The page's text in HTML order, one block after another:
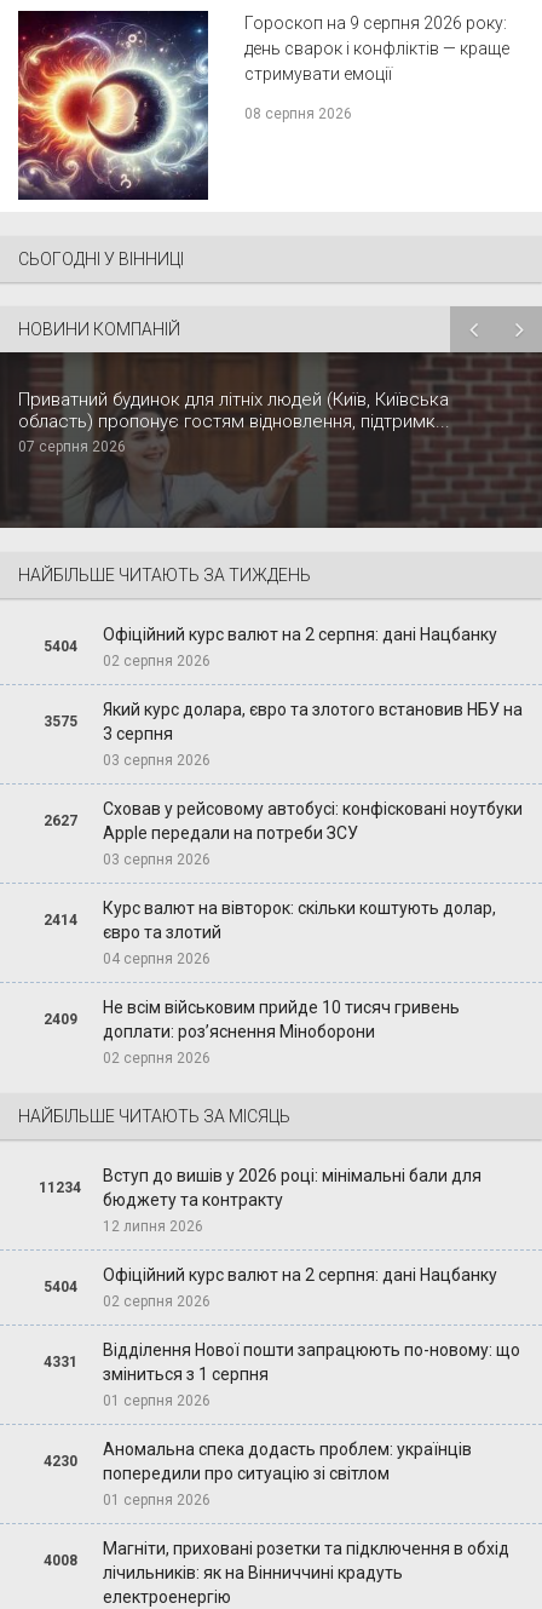
Гороскоп на 9 серпня 2026 року:
день сварок і конфліктів — краще
стримувати емоції
08 серпня 2026
СЬОГОДНІ У ВІННИЦІ
НОВИНИ КОМПАНІЙ
Приватний будинок для літніх людей (Київ, Київська
область) пропонує гостям відновлення, підтримк...
07 серпня 2026
НАЙБІЛЬШЕ ЧИТАЮТЬ ЗА ТИЖДЕНЬ
5404
Офіційний курс валют на 2 серпня: дані Нацбанку
02 серпня 2026
3575
Який курс долара, євро та злотого встановив НБУ на
3 серпня
03 серпня 2026
2627
Сховав у рейсовому автобусі: конфісковані ноутбуки
Apple передали на потреби ЗСУ
03 серпня 2026
2414
Курс валют на вівторок: скільки коштують долар,
євро та злотий
04 серпня 2026
2409
Не всім військовим прийде 10 тисяч гривень
доплати: роз’яснення Міноборони
02 серпня 2026
НАЙБІЛЬШЕ ЧИТАЮТЬ ЗА МІСЯЦЬ
11234
Вступ до вишів у 2026 році: мінімальні бали для
бюджету та контракту
12 липня 2026
5404
Офіційний курс валют на 2 серпня: дані Нацбанку
02 серпня 2026
4331
Відділення Нової пошти запрацюють по-новому: що
зміниться з 1 серпня
01 серпня 2026
4230
Аномальна спека додасть проблем: українців
попередили про ситуацію зі світлом
01 серпня 2026
4008
Магніти, приховані розетки та підключення в обхід
лічильників: як на Вінниччині крадуть
електроенергію